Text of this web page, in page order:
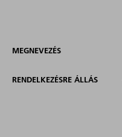
MEGNEVEZÉS
RENDELKEZÉSRE ÁLLÁS